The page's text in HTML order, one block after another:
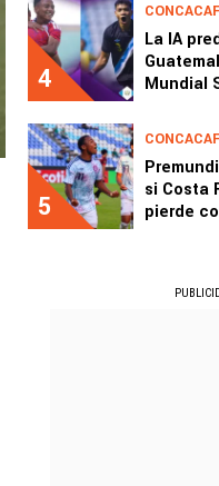
4
CONCACAF
La IA
Mundial
5
CONCACAF
si Costa
pierde